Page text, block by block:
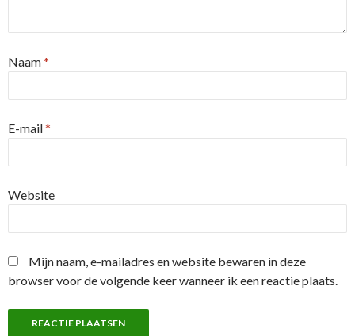
Naam*
E-mail*
Website
Mijn naam, e-mailadres en website bewaren in deze
browser voor de volgende keer wanneer ik een reactie plaats.